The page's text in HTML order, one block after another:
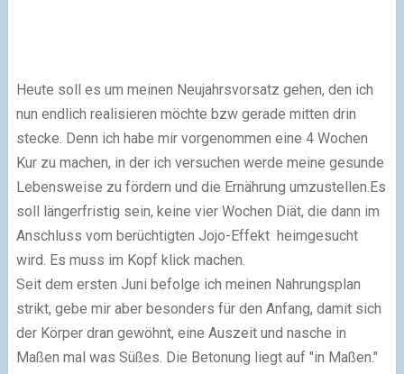
Heute soll es um meinen Neujahrsvorsatz gehen, den ich
nun endlich realisieren möchte bzw gerade mitten drin
stecke. Denn ich habe mir vorgenommen eine 4 Wochen
Kur zu machen, in der ich versuchen werde meine gesunde
Lebensweise zu fördern und die Ernährung umzustellen.Es
soll längerfristig sein, keine vier Wochen Diät, die dann im
Anschluss vom berüchtigten Jojo-Effekt heimgesucht
wird. Es muss im Kopf klick machen.
Seit dem ersten Juni befolge ich meinen Nahrungsplan
strikt, gebe mir aber besonders für den Anfang, damit sich
der Körper dran gewöhnt, eine Auszeit und nasche in
Maßen mal was Süßes. Die Betonung liegt auf "in Maßen."